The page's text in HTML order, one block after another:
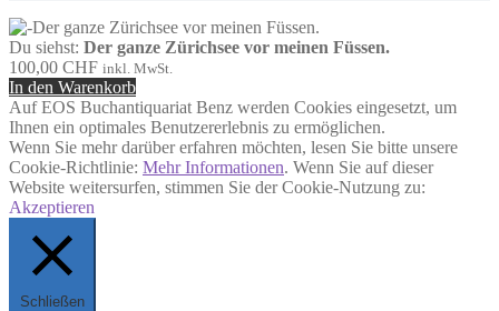
Du siehst: Der ganze Zürichsee vor meinen Füssen.
100,00 CHF inkl. MwSt.
In den Warenkorb
Auf EOS Buchantiquariat Benz werden Cookies eingesetzt, um
Ihnen ein optimales Benutzererlebnis zu ermöglichen.
Wenn Sie mehr darüber erfahren möchten, lesen Sie bitte unsere
Cookie-Richtlinie: Mehr Informationen. Wenn Sie auf dieser
Website weitersurfen, stimmen Sie der Cookie-Nutzung zu:
Akzeptieren
Schließen